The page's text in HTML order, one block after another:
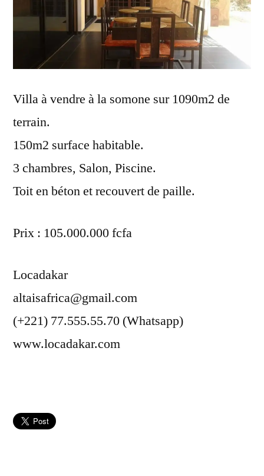
Villa à vendre à la somone sur 1090m2 de
terrain.
150m2 surface habitable.
3 chambres, Salon, Piscine.
Toit en béton et recouvert de paille.
Prix : 105.000.000 fcfa
Locadakar
altaisafrica@gmail.com
(+221) 77.555.55.70 (Whatsapp)
www.locadakar.com